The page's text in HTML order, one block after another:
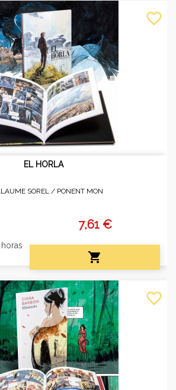
EL HORLA
SOREL / PONENT MON
7,61 €

favorite_border
favorite_border